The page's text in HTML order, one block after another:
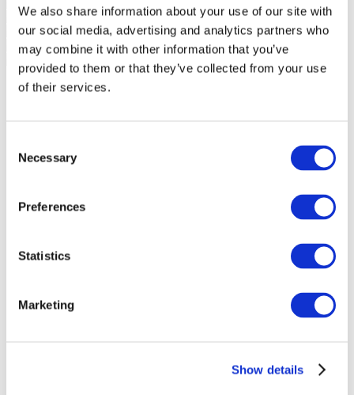
We also share information about your use of our site with
our social media, advertising and analytics partners who
may combine it with other information that you’ve
provided to them or that they’ve collected from your use
of their services.
Selection
Necessary
Preferences
Statistics
Marketing
Show details
Události